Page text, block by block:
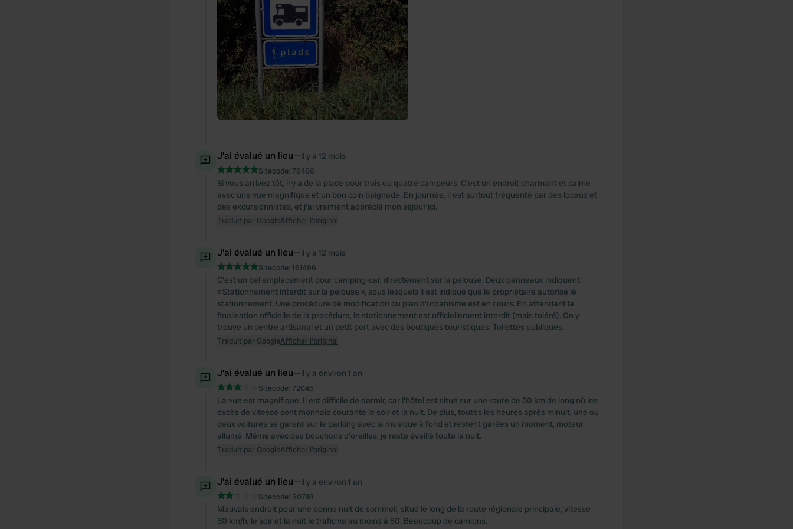
J'ai évalué un lieu—il y a 12 mois
Sitecode: 79466
Si vous arrivez tôt, il y a de la place pour trois ou quatre campeurs. C'est un endroit charmant et calme
avec une vue magnifique et un bon coin baignade. En journée, il est surtout fréquenté par des locaux et
des excursionnistes, et j'ai vraiment apprécié mon séjour ici.
Traduit par GoogleAfficher l'original
J'ai évalué un lieu—il y a 12 mois
Sitecode: 161496
C'est un bel emplacement pour camping-car, directement sur la pelouse. Deux panneaux indiquent
« Stationnement interdit sur la pelouse », sous lesquels il est indiqué que le propriétaire autorise le
stationnement. Une procédure de modification du plan d'urbanisme est en cours. En attendant la
finalisation officielle de la procédure, le stationnement est officiellement interdit (mais toléré). On y
trouve un centre artisanal et un petit port avec des boutiques touristiques. Toilettes publiques.
Traduit par GoogleAfficher l'original
J'ai évalué un lieu—il y a environ 1 an
Sitecode: 72045
La vue est magnifique. Il est difficile de dormir, car l'hôtel est situé sur une route de 30 km de long où les
excès de vitesse sont monnaie courante le soir et la nuit. De plus, toutes les heures après minuit, une ou
deux voitures se garent sur le parking avec la musique à fond et restent garées un moment, moteur
allumé. Même avec des bouchons d'oreilles, je reste éveillé toute la nuit.
Traduit par GoogleAfficher l'original
J'ai évalué un lieu—il y a environ 1 an
Sitecode: 50748
Mauvais endroit pour une bonne nuit de sommeil, situé le long de la route régionale principale, vitesse
50 km/h, le soir et la nuit le trafic va au moins à 50. Beaucoup de camions.